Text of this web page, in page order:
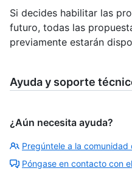
Si decides habilitar las
futuro, todas las
previamente estarán
Ayuda y soporte
¿Aún necesita ayuda?
Pregúntele a la comunidad
Póngase en contacto con